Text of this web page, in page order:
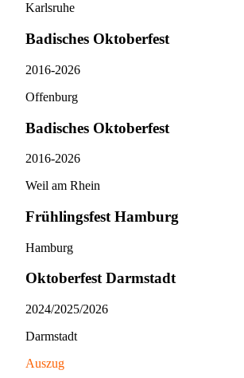
Karlsruhe
Badisches Oktoberfest
2016-2026
Offenburg
Badisches Oktoberfest
2016-2026
Weil am Rhein
Frühlingsfest Hamburg
Hamburg
Oktoberfest Darmstadt
2024/​2025/​2026
Darmstadt
Auszug